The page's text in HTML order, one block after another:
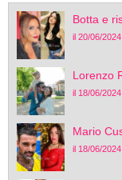
Botta e
il 20/06/
Lorenzo
il 18/06/
Mario
il 18/06/